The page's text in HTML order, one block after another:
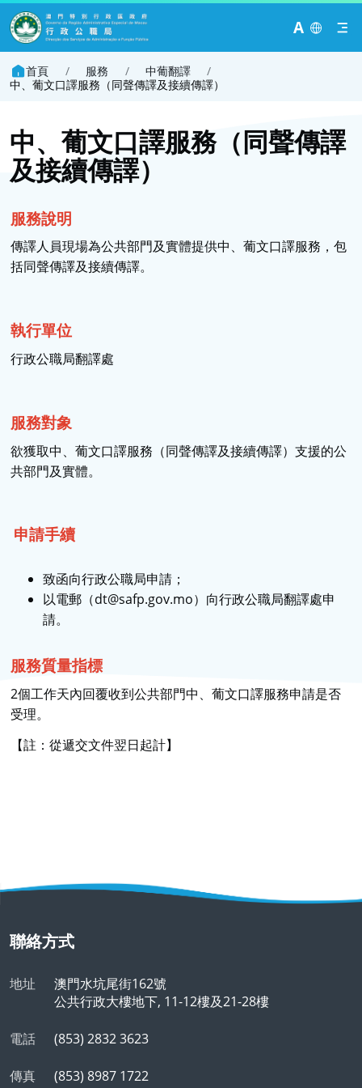
A
首頁 / 服務 / 中葡翻譯
/
中、葡文口譯服務（同聲傳譯及接續傳譯）
中、葡文口譯服務（同聲傳譯
及接續傳譯）
服務說明
傳譯人員現場為公共部門及實體提供中、葡文口譯服務，包
括同聲傳譯及接續傳譯。
執行單位
行政公職局翻譯處
服務對象
欲獲取中、葡文口譯服務（同聲傳譯及接續傳譯）支援的公
共部門及實體。
申請手續
致函向行政公職局申請；
以電郵（dt@safp.gov.mo）向行政公職局翻譯處申
請。
服務質量指標
2個工作天內回覆收到公共部門中、葡文口譯服務申請是否
受理。
【註：從遞交文件翌日起計】
聯絡方式
地址
澳門水坑尾街162號
公共行政大樓地下, 11-12樓及21-28樓
電話 (853) 2832 3623
傳真 (853) 8987 1722